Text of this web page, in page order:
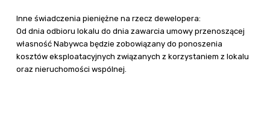
Inne świadczenia pieniężne na rzecz dewelopera:
Od dnia odbioru lokalu do dnia zawarcia umowy przenoszącej
własność Nabywca będzie zobowiązany do ponoszenia
kosztów eksploatacyjnych związanych z korzystaniem z lokalu
oraz nieruchomości wspólnej.